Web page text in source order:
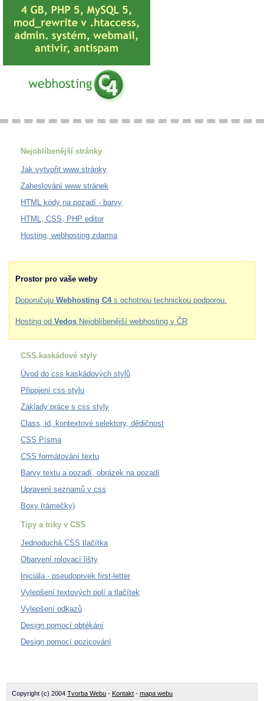
Nejoblíbenější stránky
Jak vytvořit www stránky
Zaheslování www stránek
HTML kódy na pozadí - barvy
HTML, CSS, PHP editor
Hosting, webhosting zdarma
Prostor pro vaše weby
Doporučuju Webhosting C4s ochotnou technickou podporou.
Hosting od Vedos Nejoblíbenější webhosting v ČR
CSS kaskádové styly
Úvod do css kaskádových stylů
Připojení css stylu
Základy práce s css styly
Class, id, kontextové selektory, dědičnost
CSS Písma
CSS formátování textu
Barvy textu a pozadí, obrázek na pozadí
Upravení seznamů v css
Boxy (rámečky)
Tipy a triky v CSS
Jednoduchá CSS tlačítka
Obarvení rolovací lišty
Iniciála - pseudoprvek first-letter
Vylepšení textových polí a tlačítek
Vylepšení odkazů
Design pomocí obtékání
Design pomocí pozicování
Copyright (c) 2004 Tvorba Webu - Kontakt - mapa webu